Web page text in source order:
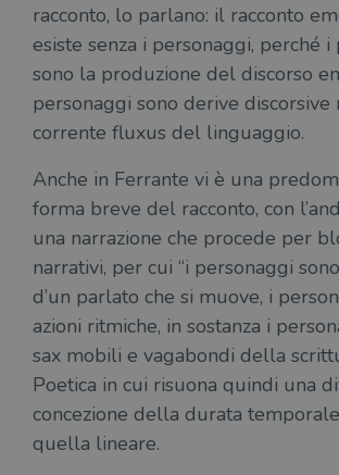
racconto, lo parlano: il racconto
esiste senza i personaggi, perché i
sono la produzione del discorso
personaggi sono derive discorsive
corrente fluxus del linguaggio.
Anche in Ferrante vi è una
forma breve del racconto, con
una narrazione che procede per
narrativi, per cui “i personaggi
d’un parlato che si muove, i
azioni ritmiche, in sostanza i
sax mobili e vagabondi della
Poetica in cui risuona quindi una
concezione della durata
quella lineare.